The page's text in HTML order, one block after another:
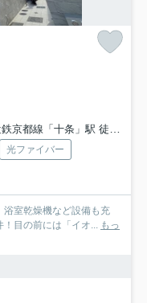
京都線「十条」駅 徒歩21分
光ファイバー
浴室乾燥機など設備も充
目の前には「イオ... もっ